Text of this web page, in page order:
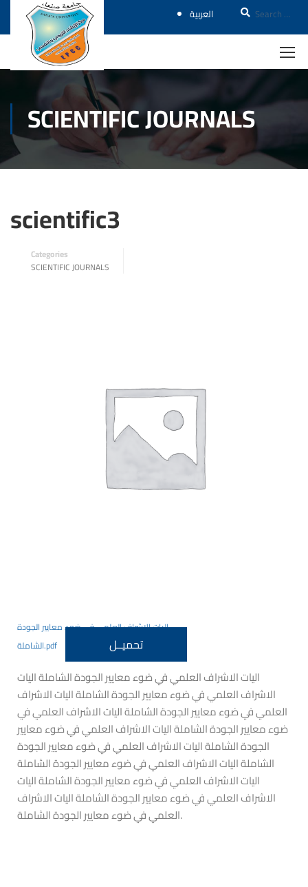
العربية
SCIENTIFIC JOURNALS
scientific3
Categories
SCIENTIFIC JOURNALS
اليات الاشراف العلمي في ضوء معايير الجودة
الشاملة.pdf
تحميــل
اليات الاشراف العلمي في ضوء معايير الجودة الشاملة اليات
الاشراف العلمي في ضوء معايير الجودة الشاملة اليات الاشراف
العلمي في ضوء معايير الجودة الشاملة اليات الاشراف العلمي في
ضوء معايير الجودة الشاملة اليات الاشراف العلمي في ضوء معايير
الجودة الشاملة اليات الاشراف العلمي في ضوء معايير الجودة
الشاملة اليات الاشراف العلمي في ضوء معايير الجودة الشاملة
اليات الاشراف العلمي في ضوء معايير الجودة الشاملة اليات
الاشراف العلمي في ضوء معايير الجودة الشاملة اليات الاشراف
العلمي في ضوء معايير الجودة الشاملة.